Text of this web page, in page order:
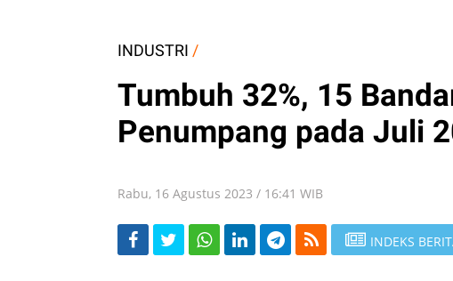
INDUSTRI /
Tumbuh 32%, 15
Penumpang pada Juli
Rabu, 16 Agustus 2023 / 16:41 WIB
INDEKS